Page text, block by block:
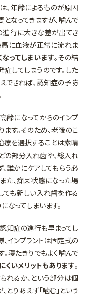
、年齢によるものが原因
なってきますが、噛んで
進行に大きな差が出てき
馬に血液が正常に流れま
ってしまいます。その結
してしまうのです。した
えできれば、認知症の予防
齢になってからのインプ
す。そのため、老後のこ
療を選択することは素晴
の部分入れ歯や、総入れ
誰かにケアしてもらう必
た、痴呆状態になった場
ても新しい入れ歯を作る
なってしまいます。
知症の進行も早まってし
インプラントは固定式の
寝たきりでもよく噛んで
くいメリットもあります。
れるか、という部分は個
とりあえず「噛む」という